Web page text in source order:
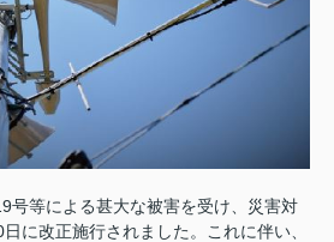
号等による甚大な被害を受け、災害対
に改正施行されました。これに伴い、